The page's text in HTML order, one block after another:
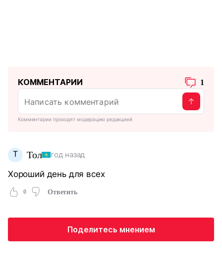
КОММЕНТАРИИ 1
Комментарии проходят модерацию редакцией
Т Тол год назад
Хороший день для всех
0 Ответить
Поделитесь мнением